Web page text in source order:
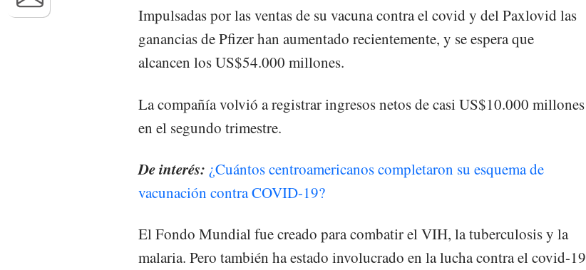
Impulsadas por las ventas de su vacuna contra el covid y del Paxlovid las
ganancias de Pfizer han aumentado recientemente, y se espera que
alcancen los US$54.000 millones.
La compañía volvió a registrar ingresos netos de casi US$10.000 millones
en el segundo trimestre.
De interés: ¿Cuántos centroamericanos completaron su esquema de
vacunación contra COVID-19?
El Fondo Mundial fue creado para combatir el VIH, la tuberculosis y la
malaria. Pero también ha estado involucrado en la lucha contra el covid-19